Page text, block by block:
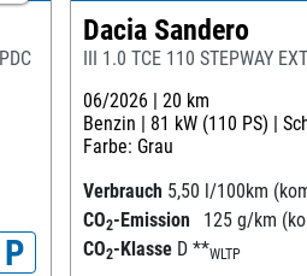
P
Dacia Sandero
III 1.0 TCE 110 STEPWAY
06/2026 | 20 km
Benzin | 81 kW (110 PS) |
Farbe: Grau
Verbrauch 5,50 l/100km
CO2-Emission 125 g/km
CO2-Klasse D **WLTP